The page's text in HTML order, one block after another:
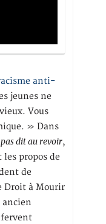
anti-
jeunes ne
Vous
» Dans
dit au revoir,
propos de
de
Droit à Mourir
ancien